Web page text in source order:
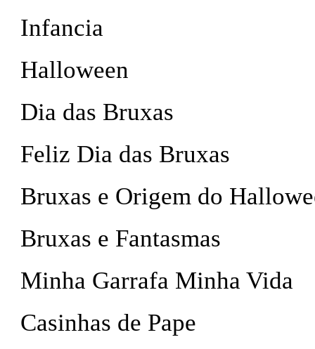
Infancia
Halloween
Dia das Bruxas
Feliz Dia das Bruxas
Bruxas e Origem do
Bruxas e Fantasmas
Minha Garrafa Minha Vida
Casinhas de Pape